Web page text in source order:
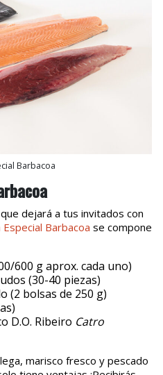
Barbacoa
dejará a tus invitados con
Especial Barbacoa se compone
600 g aprox. cada uno)
(30-40 piezas)
(2 bolsas de 250 g)
D.O. Ribeiro Catro
marisco fresco y pescado